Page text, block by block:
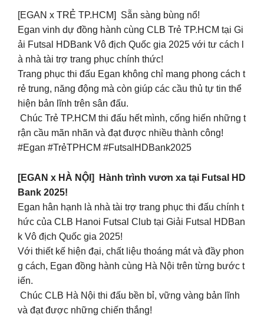
[EGAN x TRẺ TP.HCM] Sẵn sàng bùng nổ!
Egan vinh dự đồng hành cùng CLB Trẻ TP.HCM tại Gi
ải Futsal HDBank Vô địch Quốc gia 2025 với tư cách l
à nhà tài trợ trang phục chính thức!
Trang phục thi đấu Egan không chỉ mang phong cách t
rẻ trung, năng động mà còn giúp các cầu thủ tự tin thể
hiện bản lĩnh trên sân đấu.
Chúc Trẻ TP.HCM thi đấu hết mình, cống hiến những t
rận cầu mãn nhãn và đạt được nhiều thành công!
#Egan #TrẻTPHCM #FutsalHDBank2025
[EGAN x HÀ NỘI] Hành trình vươn xa tại Futsal HD
Bank 2025!
Egan hân hạnh là nhà tài trợ trang phục thi đấu chính t
hức của CLB Hanoi Futsal Club tại Giải Futsal HDBan
k Vô địch Quốc gia 2025!
Với thiết kế hiện đại, chất liệu thoáng mát và đầy phon
g cách, Egan đồng hành cùng Hà Nội trên từng bước t
iến.
Chúc CLB Hà Nội thi đấu bền bỉ, vững vàng bản lĩnh
và đạt được những chiến thắng!